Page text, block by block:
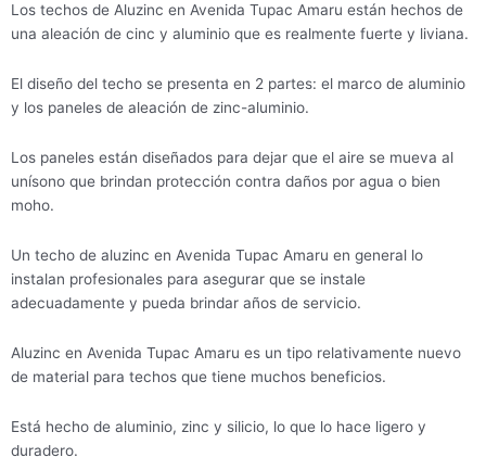
Los techos de Aluzinc en Avenida Tupac Amaru están hechos de
una aleación de cinc y aluminio que es realmente fuerte y liviana.
El diseño del techo se presenta en 2 partes: el marco de aluminio
y los paneles de aleación de zinc-aluminio.
Los paneles están diseñados para dejar que el aire se mueva al
unísono que brindan protección contra daños por agua o bien
moho.
Un techo de aluzinc en Avenida Tupac Amaru en general lo
instalan profesionales para asegurar que se instale
adecuadamente y pueda brindar años de servicio.
Aluzinc en Avenida Tupac Amaru es un tipo relativamente nuevo
de material para techos que tiene muchos beneficios.
Está hecho de aluminio, zinc y silicio, lo que lo hace ligero y
duradero.